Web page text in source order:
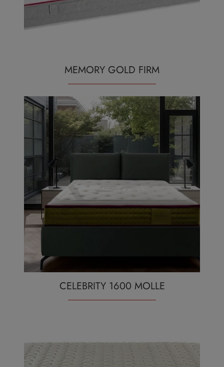
MEMORY GOLD FIRM
CELEBRITY 1600 MOLLE